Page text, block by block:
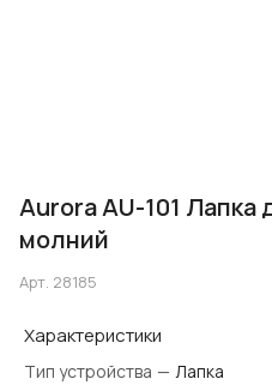
Aurora AU-101 Лапка
молний
Арт. 28185
Характеристики
Тип устройства — Лапка